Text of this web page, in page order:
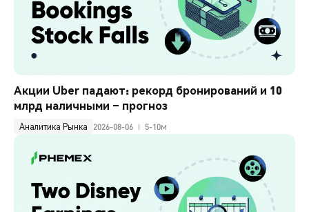
Акции Uber падают: рекорд бронирований и 10
млрд наличными – прогноз
Аналитика Рынка 2026-08-06 5-10м